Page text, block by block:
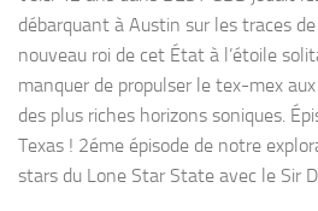
débarquant à Austin sur les traces de
nouveau roi de cet État à l’étoile
manquer de propulser le tex-mex
des plus riches horizons soniques.
Texas ! 2éme épisode de notre
stars du Lone Star State avec le Sir